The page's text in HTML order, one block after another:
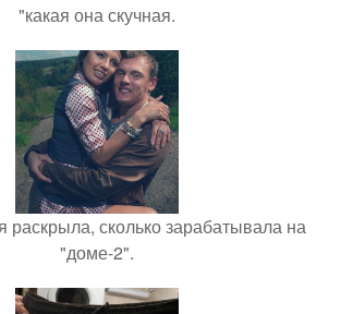
"какая она скучная.
раскрыла, сколько зарабатывала на
"доме-2".